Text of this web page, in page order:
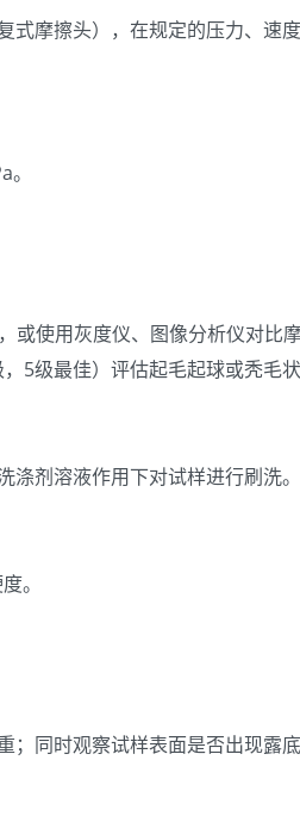
式摩擦头），在规定的压力、速
或使用灰度仪、图像分析仪对比
5级最佳）评估起毛起球或秃毛状
剂溶液作用下对试样进行刷洗。
。
同时观察试样表面是否出现露